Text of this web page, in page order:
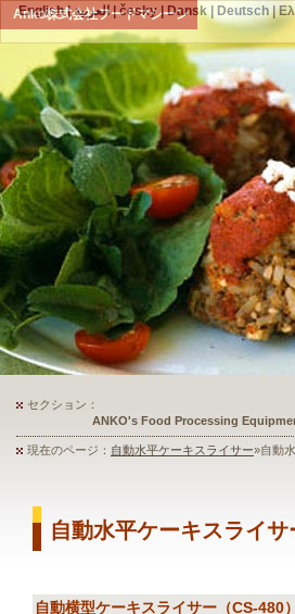
Anko株式会社フードマシーン
セクション：
ANKO's Food Processing
現在のページ： 自動水平ケーキスライサー»自動
自動水平ケーキスライサ
自動横型ケーキスライサー（CS-480）
English|العربية|česky|Dansk| Deutsch|